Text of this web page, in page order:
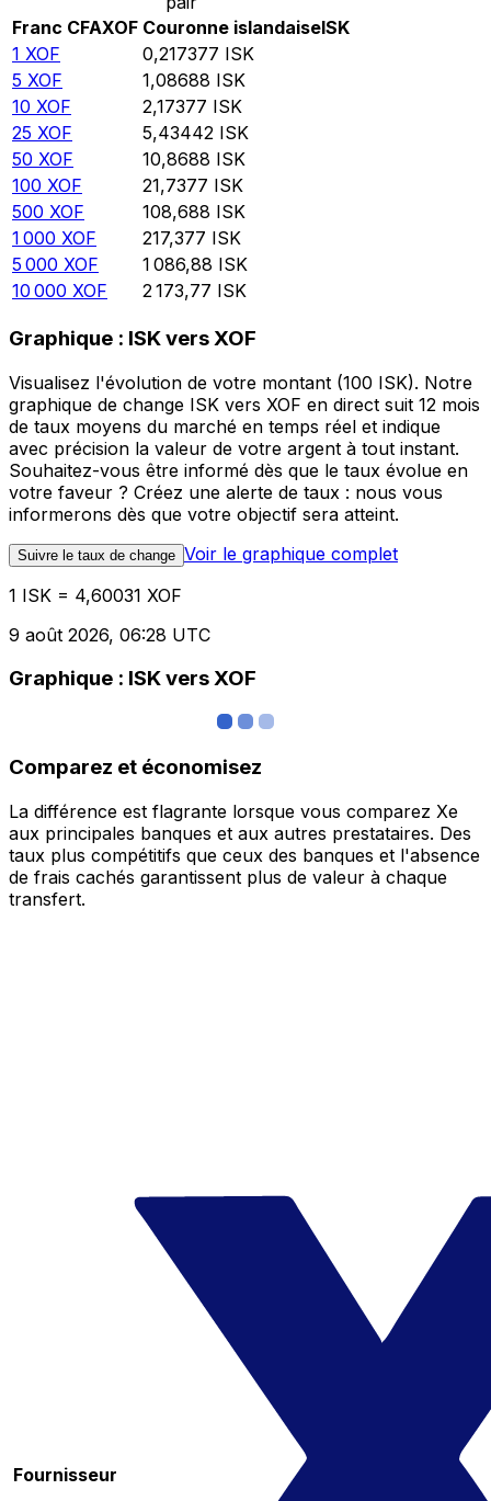
Franc CFAXOF Couronne islandaiseISK
1 XOF 0,217377 ISK
5 XOF 1,08688 ISK
10 XOF 2,17377 ISK
25 XOF 5,43442 ISK
50 XOF 10,8688 ISK
100 XOF 21,7377 ISK
500 XOF 108,688 ISK
1 000 XOF 217,377 ISK
5 000 XOF 1 086,88 ISK
10 000 XOF 2 173,77 ISK
Graphique : ISK vers XOF
Visualisez l'évolution de votre montant (100 ISK). Notre
graphique de change ISK vers XOF en direct suit 12 mois
de taux moyens du marché en temps réel et indique
avec précision la valeur de votre argent à tout instant.
Souhaitez-vous être informé dès que le taux évolue en
votre faveur ? Créez une alerte de taux : nous vous
informerons dès que votre objectif sera atteint.
Suivre le taux de change Voir le graphique complet
1 ISK = 4,60031 XOF
9 août 2026, 06:28 UTC
Graphique : ISK vers XOF
Comparez et économisez
La différence est flagrante lorsque vous comparez Xe
aux principales banques et aux autres prestataires. Des
taux plus compétitifs que ceux des banques et l'absence
de frais cachés garantissent plus de valeur à chaque
transfert.
Fournisseur